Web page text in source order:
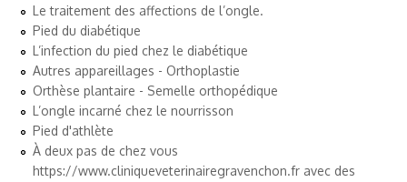
Le traitement des affections de l’ongle.
Pied du diabétique
L’infection du pied chez le diabétique
Autres appareillages - Orthoplastie
Orthèse plantaire - Semelle orthopédique
L’ongle incarné chez le nourrisson
Pied d'athlète
À deux pas de chez vous
https://www.cliniqueveterinairegravenchon.fr avec des